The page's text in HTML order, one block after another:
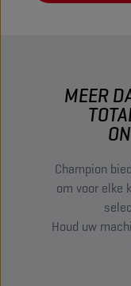
MEER
Champion
om voor elke
Houd uw